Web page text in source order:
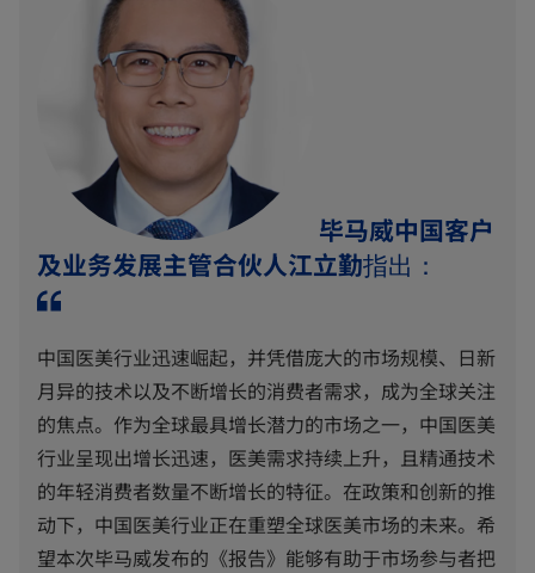
毕马威中国客户
及业务发展主管合伙人江立勤指出：
中国医美行业迅速崛起，并凭借庞大的市场规模、日新
月异的技术以及不断增长的消费者需求，成为全球关注
的焦点。作为全球最具增长潜力的市场之一，中国医美
行业呈现出增长迅速，医美需求持续上升，且精通技术
的年轻消费者数量不断增长的特征。在政策和创新的推
动下，中国医美行业正在重塑全球医美市场的未来。希
望本次毕马威发布的《报告》能够有助于市场参与者把